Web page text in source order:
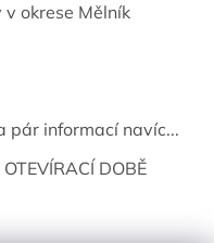
okrese Mělník
pár informací navíc...
DOBĚ